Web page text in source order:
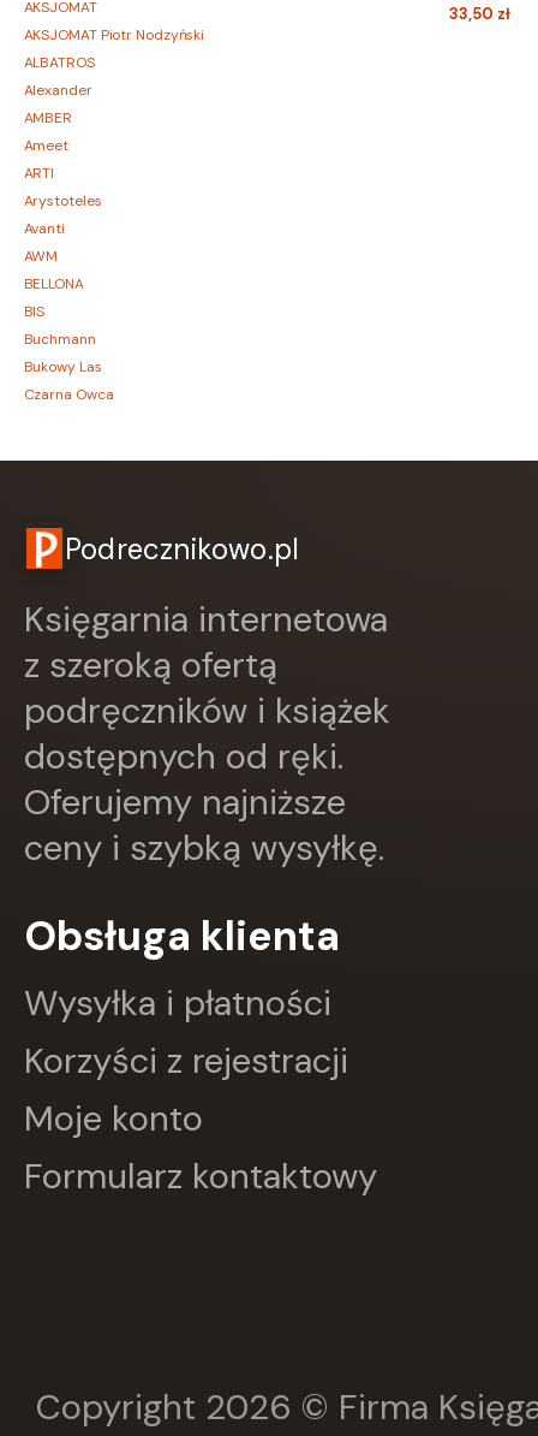
AKSJOMAT
AKSJOMAT Piotr Nodzyński
ALBATROS
Alexander
AMBER
Ameet
ARTI
Arystoteles
Avanti
AWM
BELLONA
BIS
Buchmann
Bukowy Las
Czarna Owca
DEMART
Dolnośląskie
DRAGON
Edycja Świętego Pawła
EDYCJA ŚWIĘTEGO PAWŁA
ESPRIT
Express Publishing
FABRYKA SŁÓW
FENIX
FRONDA
Greg
GRUPA IMAGE
HARMONIA
Insignis
JEDNOŚĆ
karakter
Literat
33,50 zł
Podrecznikowo.pl
Księgarnia internetowa
z szeroką ofertą
podręczników i książek
dostępnych od ręki.
Oferujemy najniższe
ceny i szybką wysyłkę.
Obsługa klienta
Wysyłka i płatności
Korzyści z rejestracji
Moje konto
Formularz kontaktowy
Copyright 2026 © Firma